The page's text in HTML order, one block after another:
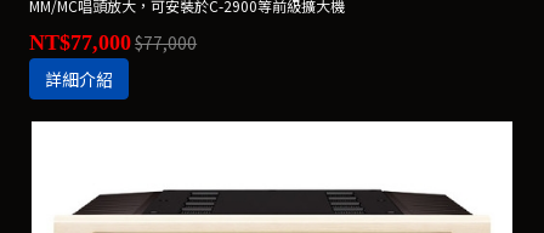
MM/MC唱頭放大，可安裝於C-2900等前級擴大機
NT$77,000$77,000
詳細介紹